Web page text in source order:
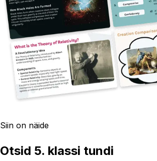
Siin on näide
Otsid 5. klassi tundi